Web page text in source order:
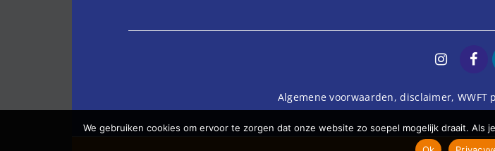
Algemene voorwaarden,disclaimer, WWFT
We gebruiken cookies om ervoor te zorgen dat onze website zo soepel mogelijk draait.